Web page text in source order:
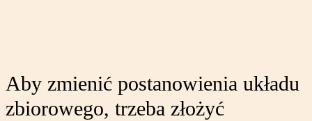
Aby zmienić postanowienia układu
zbiorowego, trzeba złożyć